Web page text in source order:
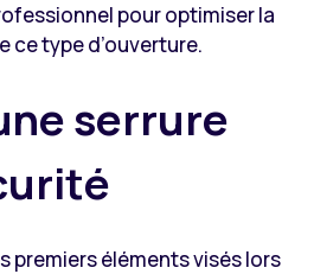
pour optimiser la
ce type d’ouverture.
serrure
premiers éléments visés lors